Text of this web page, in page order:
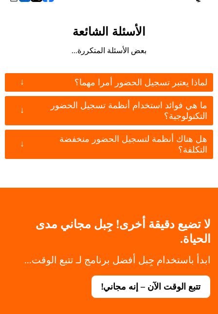
الأسئلة الشائعة
بعض الأسئلة المتكررة...
لماذا يعتبر تسجيل الحضور أمرا مهما؟ ↓
ما هي فوائد استخدام أنظمة تسجيل الحضور
التكنولوجية؟
↓
هل هناك أنظمة لتسجيل الحضور منخفضة
التكلفة؟
↓
لا تضيع دقيقة أخرى! جِبل مجاني مدى
الحياة.
ابدأ باستخدام جِبل أفضل برنامج لـ تتبع الوقت...
تتبع الوقت الآن – إنه مجاني!